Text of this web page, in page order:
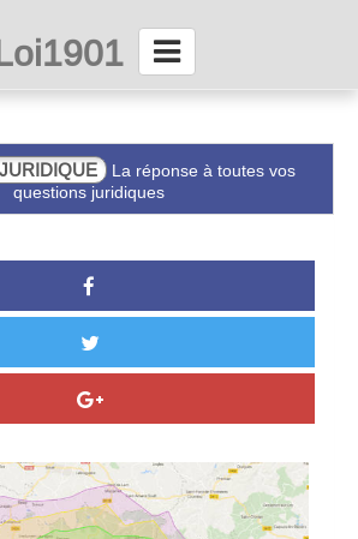
La réponse à toutes vos
questions juridiques